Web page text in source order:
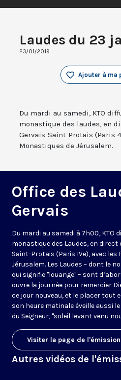
Laudes du 23
23/01/2019
Ajouter à ma
Du mardi au samedi, KTO
monastique des laudes, en
Gervais-Saint-Protais (Paris
Monastiques de Jérusalem.
Office des
Gervais
Du mardi au samedi à 7h00, KTO
monastique des Laudes, en direct
Saint-Protais (Paris IVe), avec
Jérusalem. Les Laudes – dont le
qui signifie "louange" – sont
ouvre la journée pour remercier
ce jour nouveau, et le placer tout
son heure matinale éveille aussi
du Seigneur, "soleil levant venu
Visiter la page de l'émission
Autres vidéos de